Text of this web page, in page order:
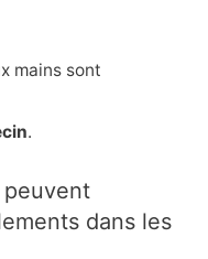
mains sont
.
peuvent
dans les